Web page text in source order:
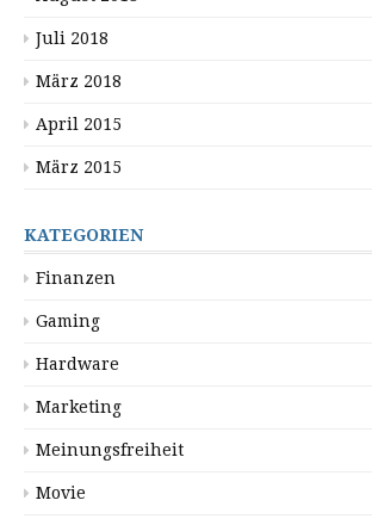
Juli 2018
März 2018
April 2015
März 2015
KATEGORIEN
Finanzen
Gaming
Hardware
Marketing
Meinungsfreiheit
Movie